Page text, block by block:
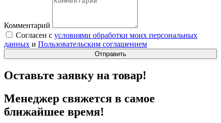
Комментарий
Согласен с условиями обработки моих персональных
данных и Пользовательским соглашением
Отправить
Оставьте заявку на товар!
Менеджер свяжется в самое
ближайшее время!